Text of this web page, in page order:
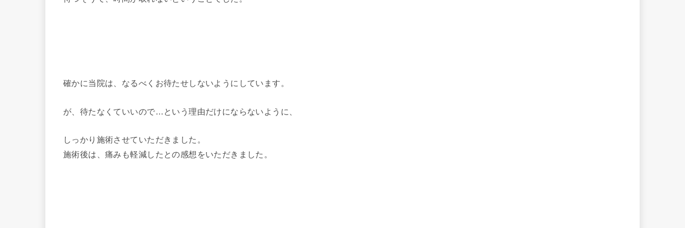
確かに当院は、なるべくお待たせしないようにしています。
が、待たなくていいので…という理由だけにならないように、
しっかり施術させていただきました。
施術後は、痛みも軽減したとの感想をいただきました。